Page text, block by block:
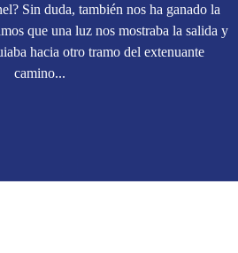
Sin duda, también nos ha ganado la
que una luz nos mostraba la salida y
hacia otro tramo del extenuante
camino...